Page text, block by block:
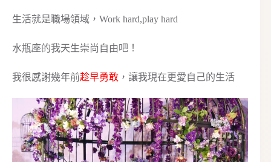
生活就是職場領域，Work hard,play hard
水瓶座的我天生崇尚自由吧！
我很感謝幾年前趁早勇敢 ，讓我現在更愛自己的生活